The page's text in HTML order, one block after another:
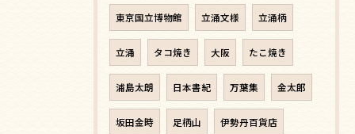
東京国立博物館 立涌文様 立涌柄
立涌 タコ焼き 大阪 たこ焼き
浦島太朗 日本書紀 万葉集 金太郎
坂田金時 足柄山 伊勢丹百貨店